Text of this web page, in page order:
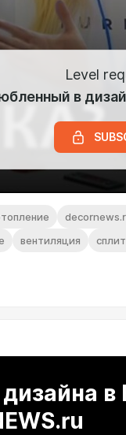
Level
в
вентиляция
в